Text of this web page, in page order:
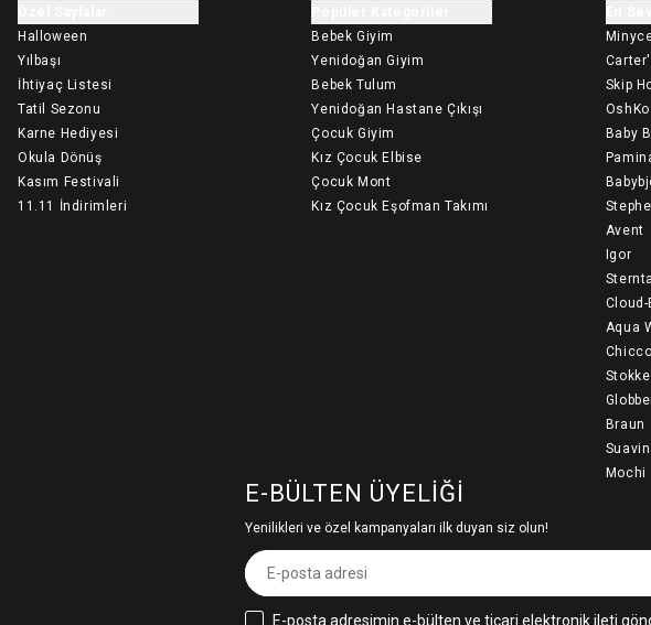
Halloween
Yılbaşı
İhtiyaç Listesi
Tatil Sezonu
Karne Hediyesi
Okula Dönüş
Kasım Festivali
11.11 İndirimleri
Bebek Giyim
Yenidoğan Giyim
Bebek Tulum
Yenidoğan Hastane Çıkışı
Çocuk Giyim
Kız Çocuk Elbise
Çocuk Mont
Kız Çocuk Eşofman Takımı
Skip
Baby
Avent
Igor
Cloud-
Aqua
Chicco
Stokke
Braun
Mochi
E-BÜLTEN ÜYELIĞI
Yenilikleri ve özel kampanyaları ilk duyan siz olun!
E-posta adresimin e-bülten ve ticari elektronik ileti